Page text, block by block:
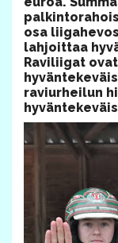
osa
lahjoittaa
Raviliigat
raviurheilun